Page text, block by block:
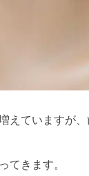
えていますが
てきます。